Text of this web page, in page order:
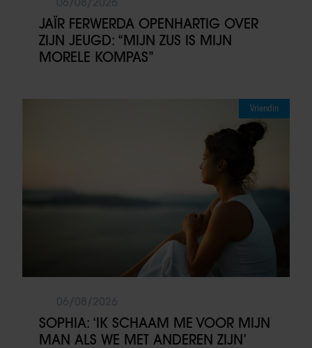
JAÏR FERWERDA OPENHARTIG OVER
ZIJN JEUGD: “MIJN ZUS IS MIJN
MORELE KOMPAS”
Vriendin
SOPHIA: ‘IK SCHAAM ME VOOR MIJN
MAN ALS WE MET ANDEREN ZIJN’